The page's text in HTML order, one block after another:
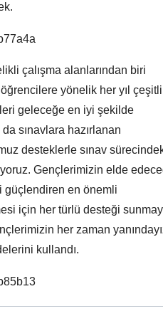
çalışma alanlarından biri
yönelik her yıl çeşitli
geleceğe en iyi şekilde
sınavlara hazırlanan
desteklerle sınav
Gençlerimizin elde
güçlendiren en önemli
için her türlü desteği
her zaman
kullandı.